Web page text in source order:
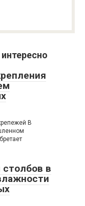
В
столбов в